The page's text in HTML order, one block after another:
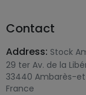
Contact
Address: Stock
29 ter Av. de la
33440 Ambarès-
France